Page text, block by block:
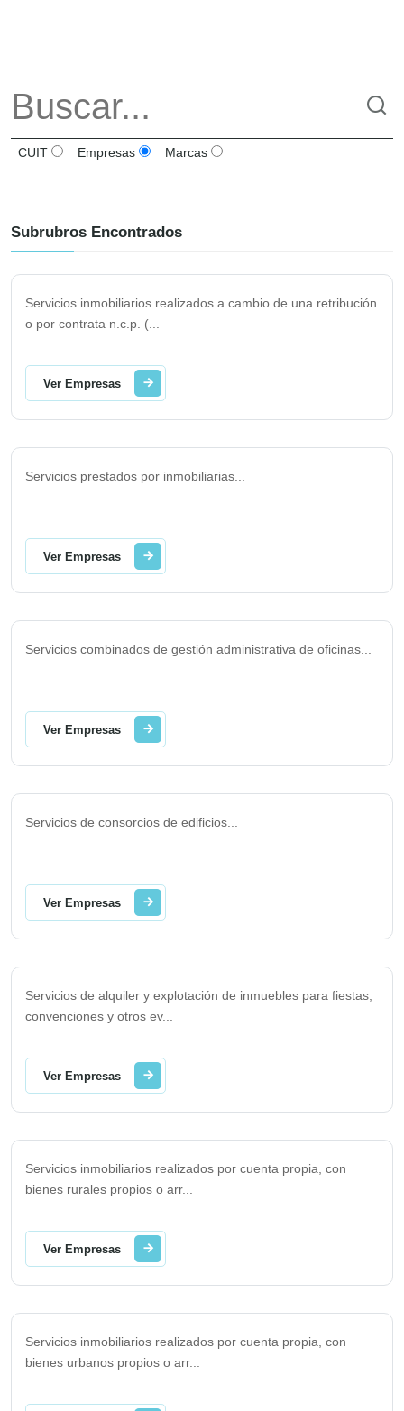
CUIT Empresas Marcas
Subrubros Encontrados
Servicios inmobiliarios realizados a cambio de una retribución
o por contrata n.c.p. (
Ver Empresas
Servicios prestados por inmobiliarias
Ver Empresas
Servicios combinados de gestión administrativa de oficinas
Ver Empresas
Servicios de consorcios de edificios
Ver Empresas
Servicios de alquiler y explotación de inmuebles para fiestas,
convenciones y otros ev...
Ver Empresas
Servicios inmobiliarios realizados por cuenta propia, con
bienes rurales propios o arr...
Ver Empresas
Servicios inmobiliarios realizados por cuenta propia, con
bienes urbanos propios o arr...